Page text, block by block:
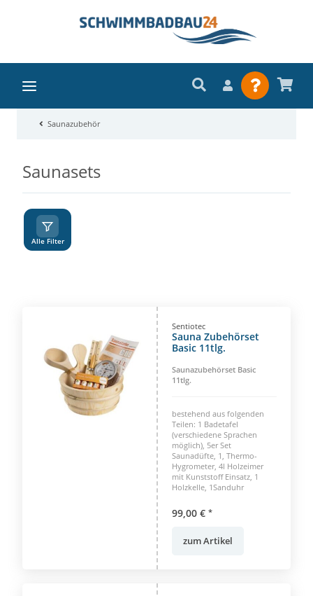
Saunazubehör
Saunasets
A
Alle Filter
Sentiotec
Sauna Zubehörset
Basic 11tlg.
Saunazubehörset Basic
11tlg.
bestehend aus folgenden
Teilen: 1 Badetafel
(verschiedene Sprachen
möglich), 5er Set
Saunadüfte, 1, Thermo-
Hygrometer, 4l Holzeimer
mit Kunststoff Einsatz, 1
Holzkelle, 1Sanduhr
99,00 € *
zum Artikel